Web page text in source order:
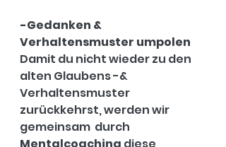
-Gedanken &
Verhaltensmuster umpolen
Damit du nicht wieder zu den
alten Glaubens -&
Verhaltensmuster
zurückkehrst, werden wir
gemeinsam  durch